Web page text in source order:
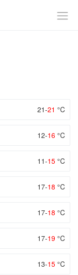
21-21 °C
12-16 °C
11-15 °C
17-18 °C
17-18 °C
17-19 °C
13-15 °C